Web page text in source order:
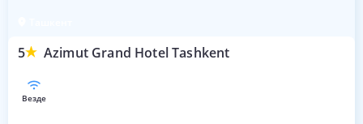
5 Azimut Grand Hotel Tashkent
везде